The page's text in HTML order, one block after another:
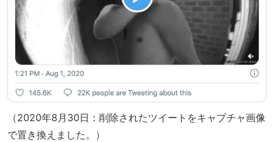
（2020年8月30日：削除されたツイートをキャプチャ画像
で置き換えました。）